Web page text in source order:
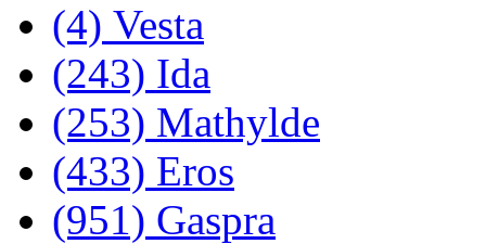
(4) Vesta
(243) Ida
(253) Mathylde
(433) Eros
(951) Gaspra